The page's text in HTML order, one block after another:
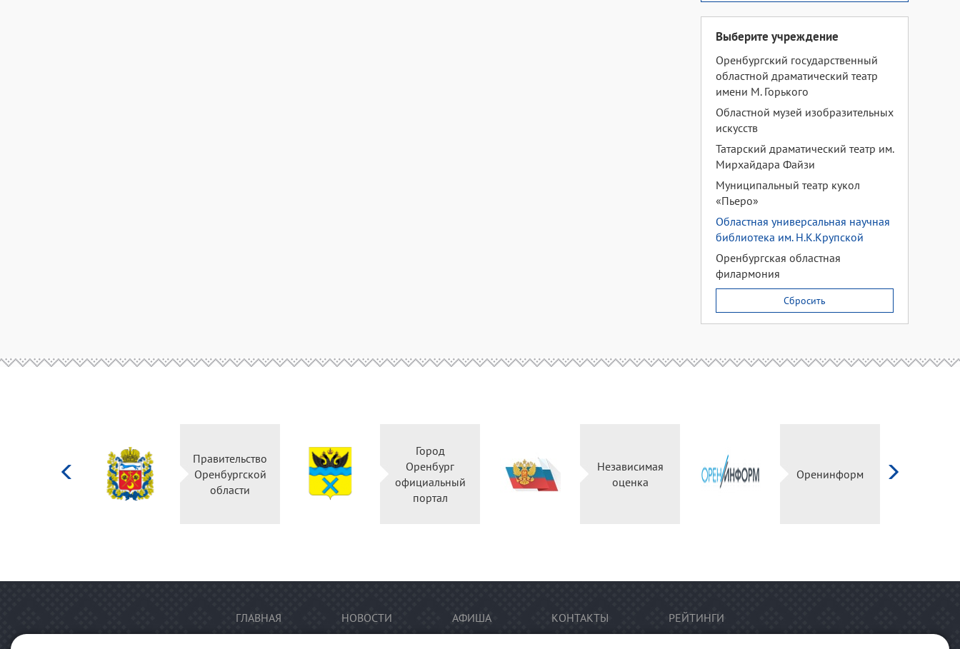
Выберите учреждение
Оренбургский государственный
областной драматический театр
имени М. Горького
Областной музей изобразительных
искусств
Татарский драматический театр им.
Мирхайдара Файзи
Муниципальный театр кукол
«Пьеро»
Областная универсальная научная
библиотека им. Н.К.Крупской
Оренбургская областная
филармония
Сбросить
Правительство
Оренбургской
области
Город
Оренбург
официальный
портал
Независимая
оценка
Оренинформ
ГЛАВНАЯ НОВОСТИ АФИША КОНТАКТЫ РЕЙТИНГИ